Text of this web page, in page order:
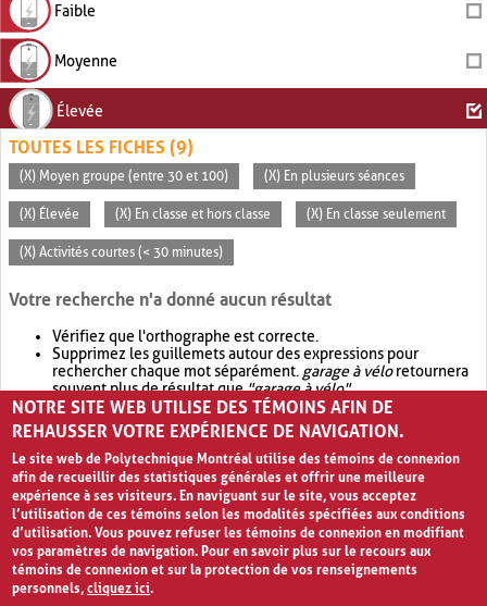
Faible
Moyenne
Élevée
TOUTES LES FICHES (9)
(X) Moyen groupe (entre 30 et 100) (X) En plusieurs séances
(X) Élevée (X) En classe et hors classe (X) En classe seulement
(X) Activités courtes (< 30 minutes)
Votre recherche n'a donné aucun résultat
Vérifiez que l'orthographe est correcte.
Supprimez les guillemets autour des expressions pour
rechercher chaque mot séparément. garage à véloretournera
souvent plus de résultat que"garage à vélo".
Envisagez d'élargir votre recherche avec OR.garage OR vélo
retournera souvent plus de résultat quegarage à vélo
NOTRE SITE WEB UTILISE DES TÉMOINS AFIN DE
REHAUSSER VOTRE EXPÉRIENCE DE NAVIGATION.
Le site web de Polytechnique Montréal utilise des témoins de connexion
afin de recueillir des statistiques générales et offrir une meilleure
expérience à ses visiteurs. En naviguant sur le site, vous acceptez
l’utilisation de ces témoins selon les modalités spécifiées aux conditions
d’utilisation. Vous pouvez refuser les témoins de connexion en modifiant
vos paramètres de navigation. Pour en savoir plus sur le recours aux
témoins de connexion et sur la protection de vos renseignements
personnels,cliquez ici.